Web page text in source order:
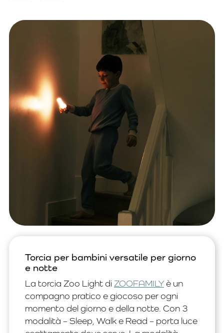
Torcia per bambini versatile per giorno
e notte
La torcia Zoo Light diZOOFAMILYè un
compagno pratico e giocoso per ogni
momento del giorno e della notte. Con 3
modalità –Sleep, Walk e Read – porta luce